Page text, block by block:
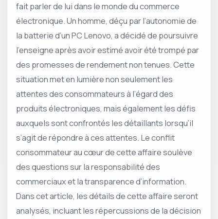
fait parler de lui dans le monde du commerce
électronique. Un homme, déçu par l’autonomie de
la batterie d’un PC Lenovo, a décidé de poursuivre
l’enseigne après avoir estimé avoir été trompé par
des promesses de rendement non tenues. Cette
situation met en lumière non seulement les
attentes des consommateurs à l’égard des
produits électroniques, mais également les défis
auxquels sont confrontés les détaillants lorsqu’il
s’agit de répondre à ces attentes. Le conflit
consommateur au cœur de cette affaire soulève
des questions sur la responsabilité des
commerciaux et la transparence d’information.
Dans cet article, les détails de cette affaire seront
analysés, incluant les répercussions de la décision